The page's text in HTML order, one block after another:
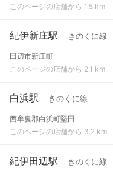
このページの店舗から 1.5 km
紀伊新庄駅 きのくに線
田辺市新庄町
このページの店舗から 2.1 km
白浜駅 きのくに線
西牟婁郡白浜町堅田
このページの店舗から 3.2 km
紀伊田辺駅 きのくに線